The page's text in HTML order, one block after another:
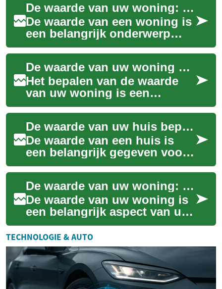
De waarde van uw woning: Een uitgebreide gids
De waarde van een woning is
een belangrijk onderwerp
voor veel huiseigenaren en
potentiële kopers in
Nederland. Of u ...
De waarde van uw woning bepalen: Wat u moet weten
Het bepalen van de waarde
van uw woning is een
essentiële stap voor
huiseigenaren, of u nu van
plan bent te verkopen,...
De waarde van uw huis bepalen: Een uitgebreide gids
De waarde van een huis is
een belangrijk gegeven voor
zowel huiseigenaren als
potentiële kopers. Of u nu
van plan ben...
De waarde van uw woning: een complete gids
De waarde van uw woning is
een belangrijk aspect van uw
persoonlijke financiën en kan
een grote invloed hebben op
uw ...
TECHNOLOGIE & AUTO